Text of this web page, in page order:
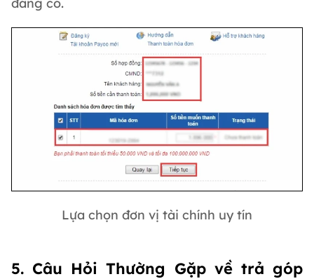
Lựa chọn đơn vị tài chính uy tín
5. Câu Hỏi Thường Gặp về trả góp